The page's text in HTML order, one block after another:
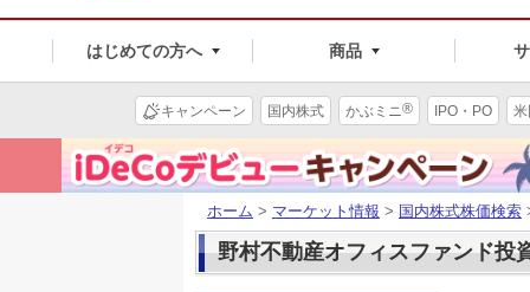
はじめての方へ 商品
キャンペーン 国内株式 かぶミニ® IPO・PO
ホーム > マーケット情報 > 国内株式株価検索
野村不動産オフィスファンド投